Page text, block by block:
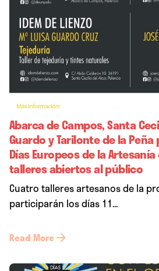
Abarca de Campos, Santa
Guardo y Tarilonte de la
Días Europeos de la
talleres abiertos al público
Cuatro talleres artesanos de la
participarán los días 11...
Read More